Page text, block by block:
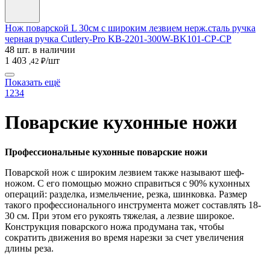
Нож поварской L 30см с широким лезвием нерж.сталь ручка
черная ручка Cutlery-Pro KB-2201-300W-BK101-CP-CP
48 шт. в наличии
1 403 ,42 ₽/шт
Показать ещё
1 234
Поварские кухонные ножи
Профессиональные кухонные поварские ножи
Поварской нож с широким лезвием также называют шеф-
ножом. С его помощью можно справиться с 90% кухонных
операций: разделка, измельчение, резка, шинковка. Размер
такого профессионального инструмента может составлять 18-
30 см. При этом его рукоять тяжелая, а лезвие широкое.
Конструкция поварского ножа продумана так, чтобы
сократить движения во время нарезки за счет увеличения
длины реза.